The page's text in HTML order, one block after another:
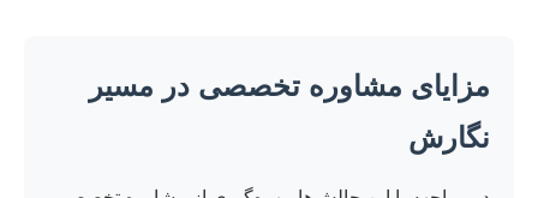
مزایای مشاوره تخصصی در مسیر
نگارش